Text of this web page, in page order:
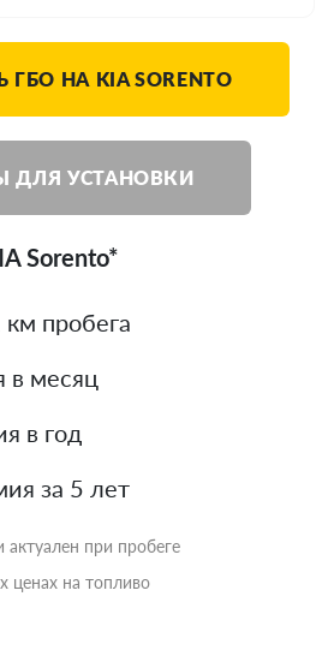
НА KIA SORENTO
ДЛЯ УСТАНОВКИ
Sorento*
пробега
в месяц
в год
за 5 лет
актуален при пробеге
ценах на топливо